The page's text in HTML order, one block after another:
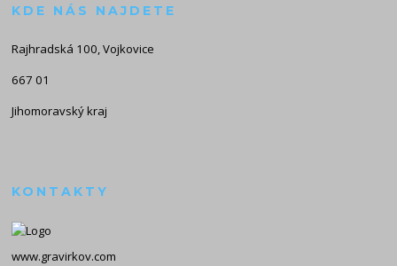
KDE NÁS NAJDETE
Rajhradská 100, Vojkovice
667 01
Jihomoravský kraj
KONTAKTY
www.gravirkov.com